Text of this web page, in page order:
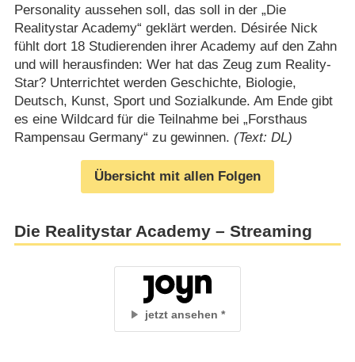
Personality aussehen soll, das soll in der „Die
Realitystar Academy“ geklärt werden. Désirée Nick
fühlt dort 18 Studierenden ihrer Academy auf den Zahn
und will herausfinden: Wer hat das Zeug zum Reality-
Star? Unterrichtet werden Geschichte, Biologie,
Deutsch, Kunst, Sport und Sozialkunde. Am Ende gibt
es eine Wildcard für die Teilnahme bei „Forsthaus
Rampensau Germany“ zu gewinnen. (Text: DL)
Übersicht mit allen Folgen
Die Realitystar Academy – Streaming
jetzt ansehen